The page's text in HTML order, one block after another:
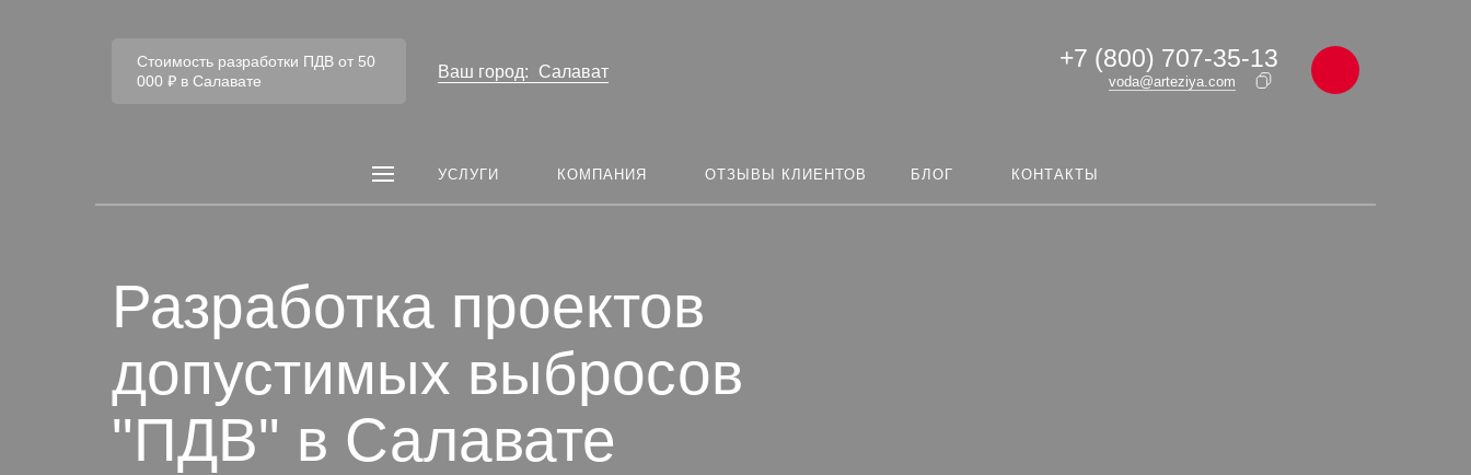
Стоимость разработки ПДВ от 50
000 ₽ в Салавате
Ваш город: Салават +7 (800) 707-35-13
voda@arteziya.com
УСЛУГИ КОМПАНИЯ ОТЗЫВЫ КЛИЕНТОВ БЛОГ КОНТАКТЫ
Разработка проектов
допустимых выбросов
"ПДВ" в Салавате